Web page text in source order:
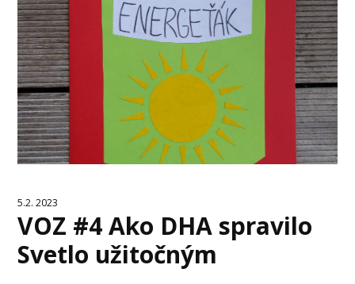
5.2. 2023
VOZ #4 Ako DHA spravilo
Svetlo užitočným